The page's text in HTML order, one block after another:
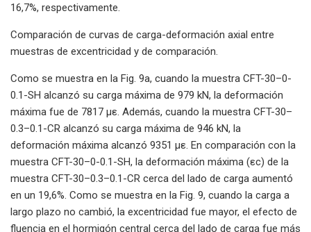
16,7%, respectivamente.
Comparación de curvas de carga-deformación axial entre
muestras de excentricidad y de comparación.
Como se muestra en la Fig. 9a, cuando la muestra CFT-30–0-
0.1-SH alcanzó su carga máxima de 979 kN, la deformación
máxima fue de 7817 με. Además, cuando la muestra CFT-30–
0.3–0.1-CR alcanzó su carga máxima de 946 kN, la
deformación máxima alcanzó 9351 με. En comparación con la
muestra CFT-30–0-0.1-SH, la deformación máxima (εc) de la
muestra CFT-30–0.3–0.1-CR cerca del lado de carga aumentó
en un 19,6%. Como se muestra en la Fig. 9, cuando la carga a
largo plazo no cambió, la excentricidad fue mayor, el efecto de
fluencia en el hormigón central cerca del lado de carga fue más